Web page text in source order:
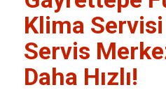
Klima Servisi
Servis
Daha Hızlı!